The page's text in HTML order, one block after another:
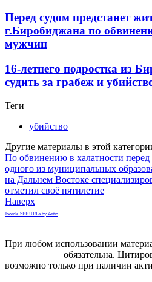
Перед судом предстанет
г.Биробиджана по
мужчин
16-летнего подростка из
судить за грабеж и
Теги
убийство
Другие материалы в этой
По обвинению в халатности перед
одного из муниципальных
на Дальнем Востоке
отметил своё пятилетие
Наверх
Joomla SEF URLs by Artio
При любом использовании
обязательна.
возможно только при наличии